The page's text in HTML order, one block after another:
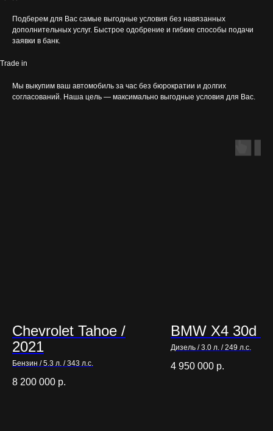
Подберем для Вас самые выгодные условия без навязанных
дополнительных услуг. Быстрое одобрение и гибкие способы подачи
заявки в банк.
Trade in
Мы выкупим ваш автомобиль за час без бюрократии и долгих
согласований. Наша цель — максимально выгодные условия для Вас.
Chevrolet Tahoe /
2021
Бензин / 5.3 л. / 343 л.с.
8 200 000 р.
BMW X4 30d /
Дизель / 3.0 л. / 249 л.с.
4 950 000 р.